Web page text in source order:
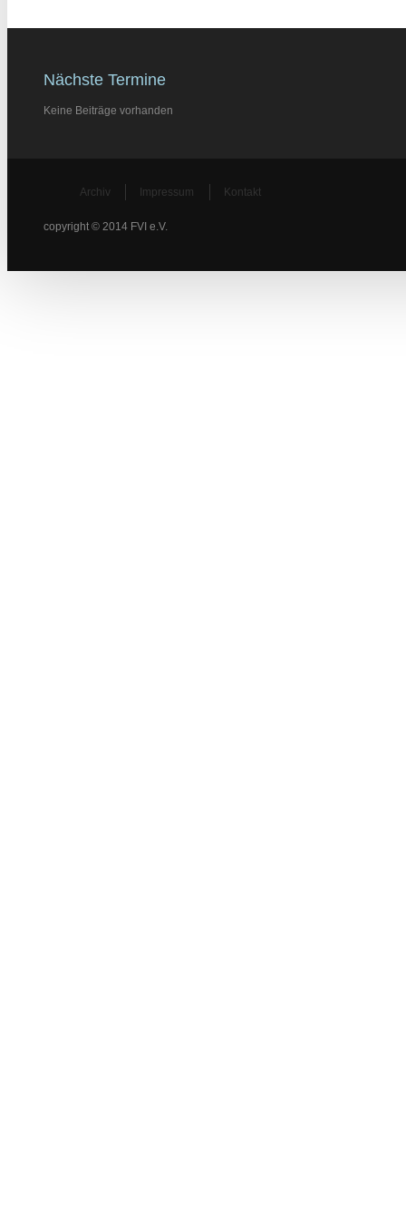
Nächste Termine
Keine Beiträge vorhanden
Archiv Impressum Kontakt
copyright © 2014 FVI e.V.